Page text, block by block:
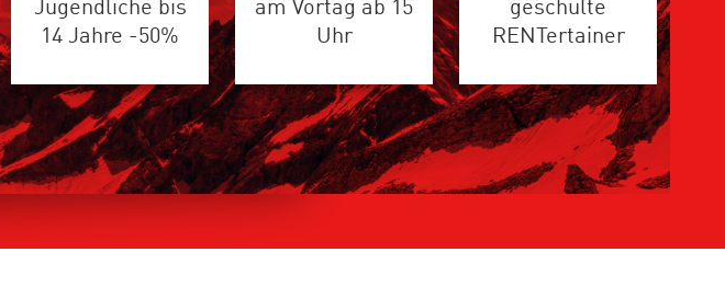
Jugendliche bis
14 Jahre -50%
am Vortag ab 15
Uhr
geschulte
RENTertainer